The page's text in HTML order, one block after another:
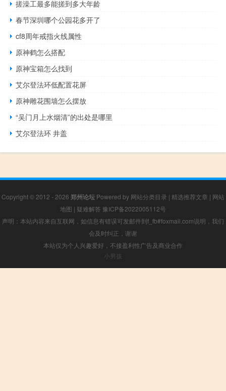
搓澡工最多能搓到多大年龄
春节深圳哪个公园花多开了
cf8周年戒指火线属性
原神鹤怎么搭配
原神宝箱怎么找到
艾尔登法环低配置花屏
原神雕花围墙怎么摆放
“吴门月上水烟清”的出处是哪里
艾尔登法环 井盖
Copyright © 2012 - 2026 郑州论坛 Powered by 网站分类目录 | 精选推荐文章 | 网站
地图 | 疑难解答 豫ICP备2022005112号
声明：本站内容来自互联网，如信息有错误可发邮件到f_fb#foxmail.com说明，我们
会及时纠正，谢谢
本站仅为个人兴趣爱好，不接盈利性广告及商业合作
小男孩